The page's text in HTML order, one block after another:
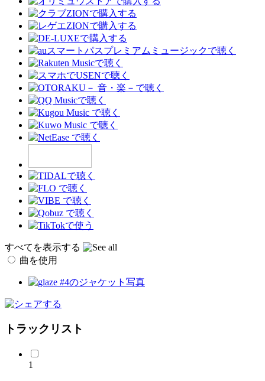
すべてを表示する
曲を使用
トラックリスト
1